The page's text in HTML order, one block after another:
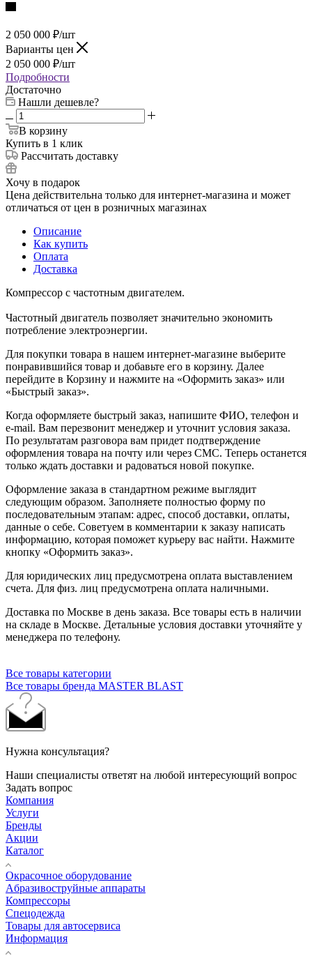
2 050 000 ₽/шт
Варианты цен
2 050 000 ₽/шт
Подробности
Достаточно
Нашли дешевле?
В корзину
Купить в 1 клик
Рассчитать доставку
Хочу в подарок
Цена действительна только для интернет-магазина и может
отличаться от цен в розничных магазинах
Описание
Как купить
Оплата
Доставка
Компрессор с частотным двигателем.
Частотный двигатель позволяет значительно экономить
потребление электроэнергии.
Для покупки товара в нашем интернет-магазине выберите
понравившийся товар и добавьте его в корзину. Далее
перейдите в Корзину и нажмите на «Оформить заказ» или
«Быстрый заказ».
Когда оформляете быстрый заказ, напишите ФИО, телефон и
e-mail. Вам перезвонит менеджер и уточнит условия заказа.
По результатам разговора вам придет подтверждение
оформления товара на почту или через СМС. Теперь останется
только ждать доставки и радоваться новой покупке.
Оформление заказа в стандартном режиме выглядит
следующим образом. Заполняете полностью форму по
последовательным этапам: адрес, способ доставки, оплаты,
данные о себе. Советуем в комментарии к заказу написать
информацию, которая поможет курьеру вас найти. Нажмите
кнопку «Оформить заказ».
Для юридических лиц предусмотрена оплата выставлением
счета. Для физ. лиц предусмотрена оплата наличными.
Доставка по Москве в день заказа. Все товары есть в наличии
на складе в Москве. Детальные условия доставки уточняйте у
менеджера по телефону.
Все товары категории
Все товары бренда MASTER BLAST
Нужна консультация?
Наши специалисты ответят на любой интересующий вопрос
Задать вопрос
Компания
Услуги
Бренды
Акции
Каталог
Окрасочное оборудование
Aбразивоструйные аппараты
Компрессоры
Спецодежда
Товары для автосервиса
Информация